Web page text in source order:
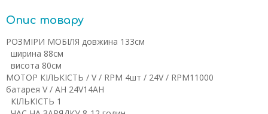
Опис товару
РОЗМІРИ МОБІЛЯ довжина 133см
ширина 88см
висота 80см
МОТОР КІЛЬКІСТЬ / V / RPM 4шт / 24V / RPM11000
батарея V / AH 24V14AH
КІЛЬКІСТЬ 1